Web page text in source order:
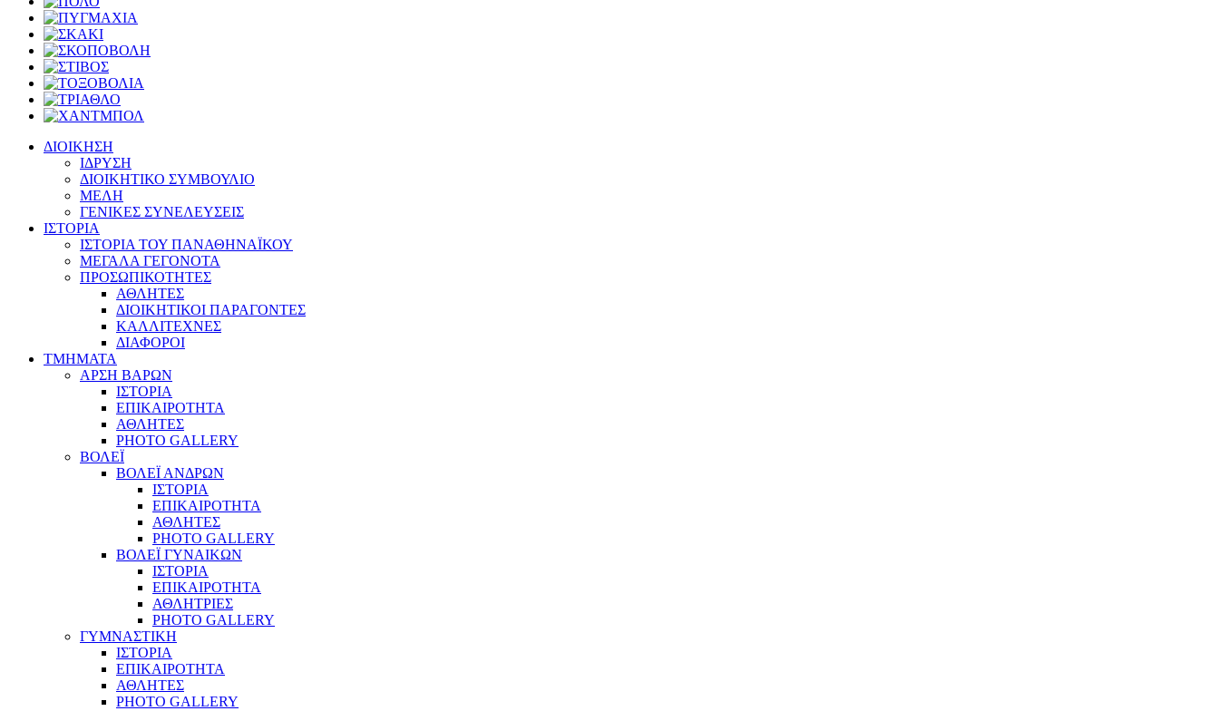
ΔΙΟΙΚΗΣΗ
ΙΔΡΥΣΗ
ΔΙΟΙΚΗΤΙΚΟ ΣΥΜΒΟΥΛΙΟ
ΜΕΛΗ
ΓΕΝΙΚΕΣ ΣΥΝΕΛΕΥΣΕΙΣ
ΙΣΤΟΡΙΑ
ΙΣΤΟΡΙΑ ΤΟΥ ΠΑΝΑΘΗΝΑΪΚΟΥ
ΜΕΓΑΛΑ ΓΕΓΟΝΟΤΑ
ΠΡΟΣΩΠΙΚΟΤΗΤΕΣ
ΑΘΛΗΤΕΣ
ΔΙΟΙΚΗΤΙΚΟΙ ΠΑΡΑΓΟΝΤΕΣ
ΚΑΛΛΙΤΕΧΝΕΣ
ΔΙΑΦΟΡΟΙ
ΤΜΗΜΑΤΑ
ΑΡΣΗ ΒΑΡΩΝ
ΙΣΤΟΡΙΑ
ΕΠΙΚΑΙΡΟΤΗΤΑ
ΑΘΛΗΤΕΣ
PHOTO GALLERY
ΒΟΛΕΪ
ΒΟΛΕΪ ΑΝΔΡΩΝ
ΙΣΤΟΡΙΑ
ΕΠΙΚΑΙΡΟΤΗΤΑ
ΑΘΛΗΤΕΣ
PHOTO GALLERY
ΒΟΛΕΪ ΓΥΝΑΙΚΩΝ
ΙΣΤΟΡΙΑ
ΕΠΙΚΑΙΡΟΤΗΤΑ
ΑΘΛΗΤΡΙΕΣ
PHOTO GALLERY
ΓΥΜΝΑΣΤΙΚΗ
ΙΣΤΟΡΙΑ
ΕΠΙΚΑΙΡΟΤΗΤΑ
ΑΘΛΗΤΕΣ
PHOTO GALLERY